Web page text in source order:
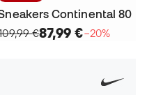
Continental 80
€87,99 €−20%